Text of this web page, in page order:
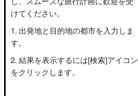
けてください。
出発地と目的地の都市を入力しま
す。
結果を表示するには[検索]アイコン
をクリックします。